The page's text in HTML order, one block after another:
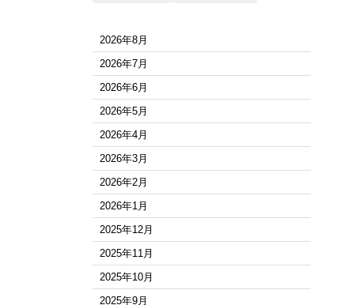
2026年8月
2026年7月
2026年6月
2026年5月
2026年4月
2026年3月
2026年2月
2026年1月
2025年12月
2025年11月
2025年10月
2025年9月